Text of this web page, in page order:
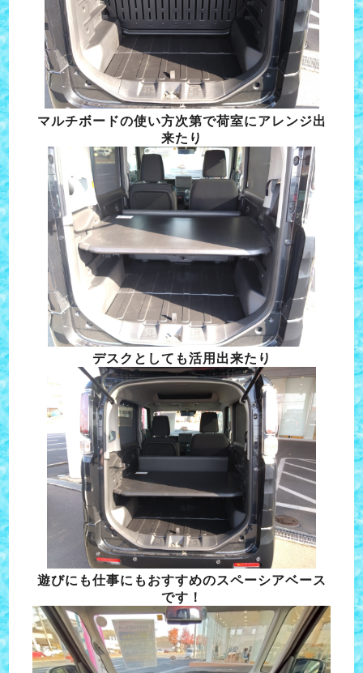
マルチボードの使い方次第で荷室にアレンジ出
来たり
デスクとしても活用出来たり
遊びにも仕事にもおすすめのスペーシアベース
です！